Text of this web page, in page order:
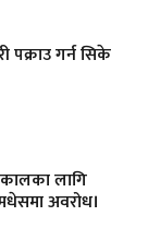
पक्राउ गर्न सिके
लागि
अवरोध।